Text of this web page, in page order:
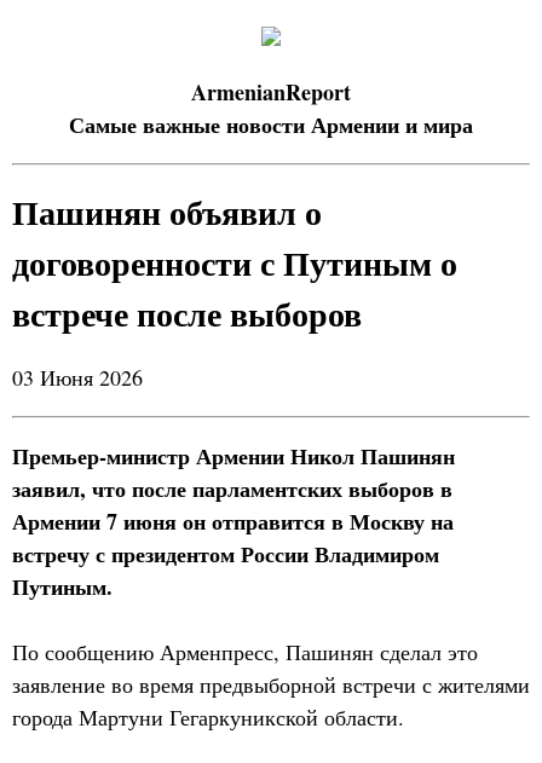
ArmenianReport
Самые важные новости Армении и мира
Пашинян объявил о
договоренности с Путиным о
встрече после выборов
03 Июня 2026
Премьер-министр Армении Никол Пашинян
заявил, что после парламентских выборов в
Армении 7 июня он отправится в Москву на
встречу с президентом России Владимиром
Путиным.
По сообщению Арменпресс, Пашинян сделал это
заявление во время предвыборной встречи с жителями
города Мартуни Гегаркуникской области.